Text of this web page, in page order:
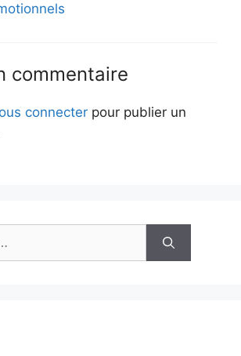
commentaire
connecter pour publier un